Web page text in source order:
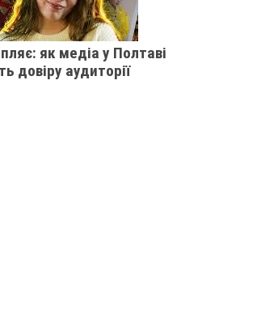
як медіа у Полтаві
довіру аудиторії